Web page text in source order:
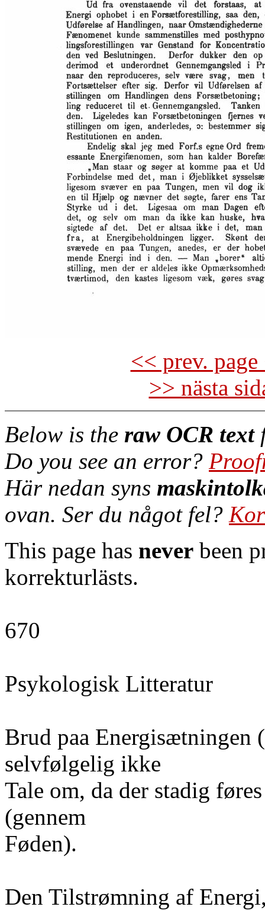
<< prev.
>> nästa
Below is the raw OCR text
Do you see an error?
Här nedan syns
ovan. Ser du något fel?
This page has never been
korrekturlästs.
670
Psykologisk Litteratur
Brud paa Energisætningen
selvfølgelig ikke
Tale om, da der stadig
(gennem
Føden).
Den Tilstrømning af